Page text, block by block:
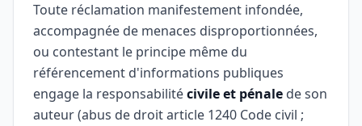
Toute réclamation manifestement infondée,
accompagnée de menaces disproportionnées,
ou contestant le principe même du
référencement d'informations publiques
engage la responsabilitécivile et pénale de son
auteur (abus de droit article 1240 Code civil ;